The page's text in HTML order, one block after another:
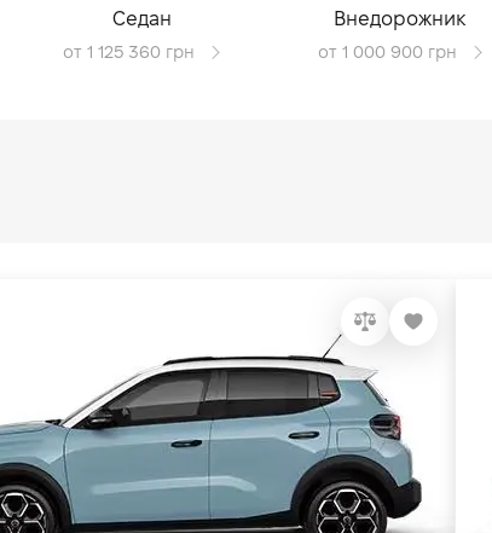
Седан
от 1 125 360 грн
Внедорожник
от 1 000 900 грн